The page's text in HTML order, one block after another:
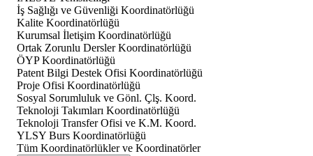
İş Sağlığı ve Güvenliği Koordinatörlüğü
Kalite Koordinatörlüğü
Kurumsal İletişim Koordinatörlüğü
Ortak Zorunlu Dersler Koordinatörlüğü
ÖYP Koordinatörlüğü
Patent Bilgi Destek Ofisi Koordinatörlüğü
Proje Ofisi Koordinatörlüğü
Sosyal Sorumluluk ve Gönl. Çlş. Koord.
Teknoloji Takımları Koordinatörlüğü
Teknoloji Transfer Ofisi ve K.M. Koord.
YLSY Burs Koordinatörlüğü
Tüm Koordinatörlükler ve Koordinatörler